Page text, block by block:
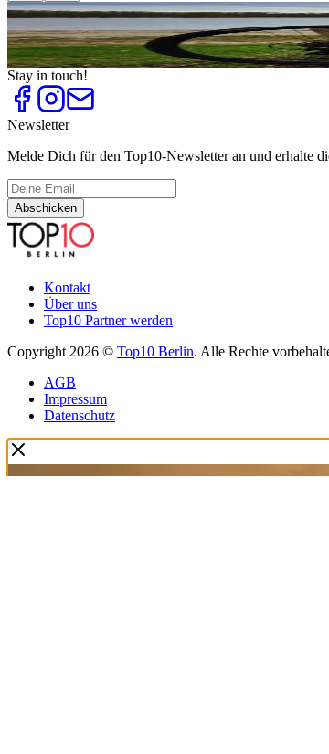
Top10
Fahrradläden und Tipps rund ums Fahrrad
Top10
Fahrradtouren durch Brandenburg
Stay in touch!
Newsletter
Melde Dich für den Top10-Newsletter an und erhalte
Abschicken
Kontakt
Über uns
Top10 Partner werden
Copyright 2026 © Top10 Berlin. Alle Rechte
AGB
Impressum
Datenschutz